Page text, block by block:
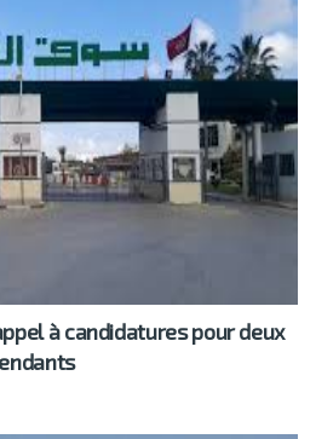
à candidatures pour deux